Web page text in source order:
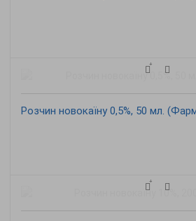
Розчин новокаїну 0,5%, 50 мл.